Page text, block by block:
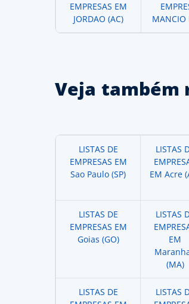
EMPRESAS EM
JORDAO (AC)
MANCIO
Veja também
LISTAS DE
EMPRESAS EM
Sao Paulo (SP)
LISTAS
EM Acre
LISTAS DE
EMPRESAS EM
Goias (GO)
LISTAS
EM
(MA)
LISTAS DE
LISTAS